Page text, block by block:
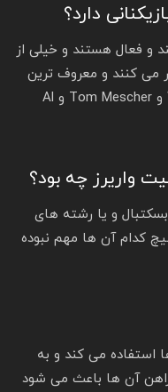
دارد؟
و فعال هستند و خیلی از
می کنند و معروف ترین
بازیکن های این تیم Wilt Chamberlain و Tom Mescher و Al
واریرز چه بود؟
و یا رشته های
کدام آن ها مهم نبوده
استفاده می کند و به
آن ها باعث می شود